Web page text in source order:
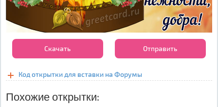
Скачать Отправить
Код открытки для вставки на Форумы
Похожие открытки: